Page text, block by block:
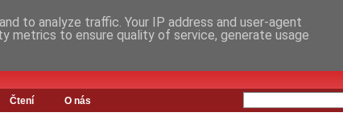
Čtení O nás
to analyze traffic. Your IP address and user-agent
metrics to ensure quality of service, generate usage